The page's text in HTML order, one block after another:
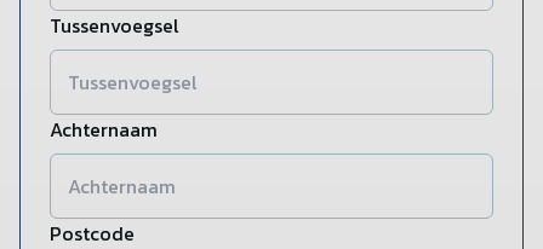
Tussenvoegsel
Achternaam
Postcode